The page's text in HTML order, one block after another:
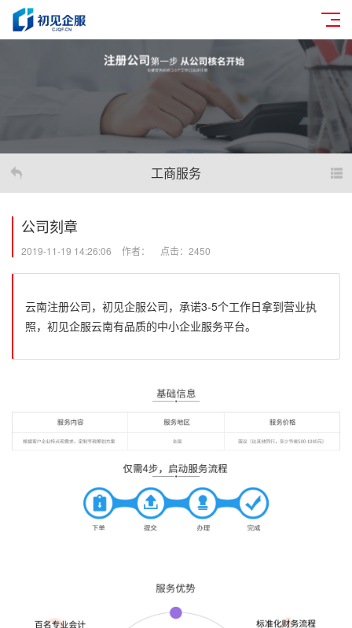
工商服务
公司刻章
2019-11-19 14:26:06 作者： 点击：2450
云南注册公司，初见企服公司，承诺3-5个工作日拿到营业执
照，初见企服云南有品质的中小企业服务平台。